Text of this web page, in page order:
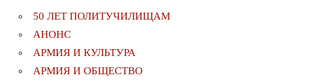
50 ЛЕТ ПОЛИТУЧИЛИЩАМ
АНОНС
АРМИЯ И КУЛЬТУРА
АРМИЯ И ОБЩЕСТВО